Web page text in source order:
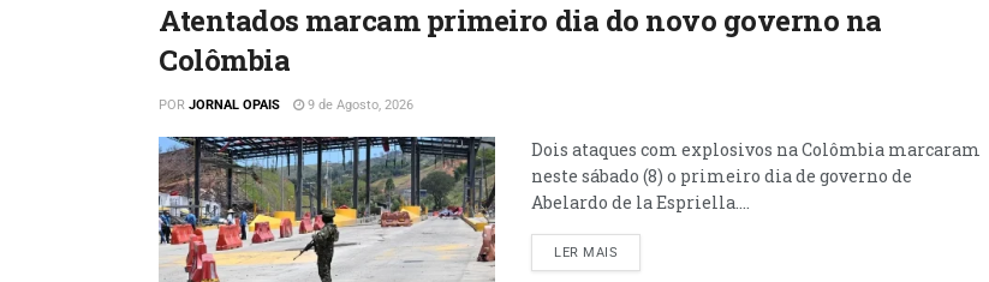
Atentados marcam primeiro dia do novo governo na
Colômbia
POR JORNAL OPAIS 9 de Agosto, 2026
Dois ataques com explosivos na Colômbia marcaram
neste sábado (8) o primeiro dia de governo de
Abelardo de la Espriella....
LER MAIS